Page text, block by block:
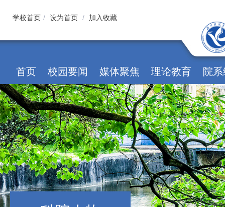
学校首页 / 设为首页 / 加入收藏
首页 校园要闻 媒体聚焦 理论教育 院